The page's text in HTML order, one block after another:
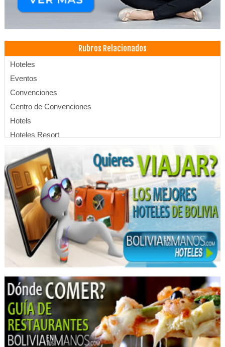
Rubros Relacionados
Hoteles
Eventos
Convenciones
Centro de Convenciones
Hotels
Hoteles Resort
Salones de Eventos
Hospedajes
Hotelería
Banquetes y Recepciones
Apart Hoteles
Piscinas
Balnearios
Biocentro
Mariposario
Parques
Parque Ecológico
Centro Turístico